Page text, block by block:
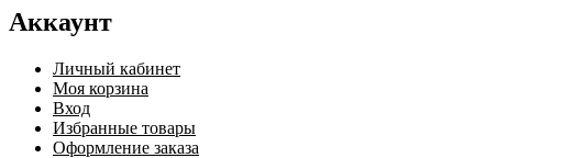
Аккаунт
Личный кабинет
Моя корзина
Вход
Избранные товары
Оформление заказа